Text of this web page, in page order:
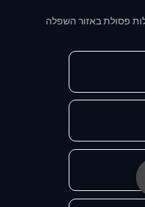
פסולת באזור השפלה